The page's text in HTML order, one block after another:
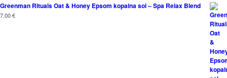
Greenman Rituals Oat & Honey Epsom kopalna sol – Spa Relax Blend
7.00€